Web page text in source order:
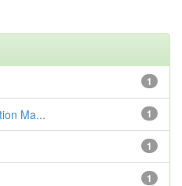
1
1
Ma...
1
1